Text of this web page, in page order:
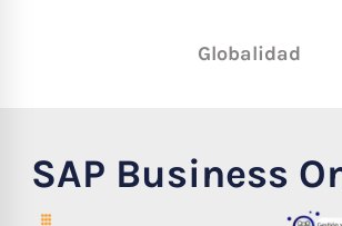
Globalidad
SAP Business